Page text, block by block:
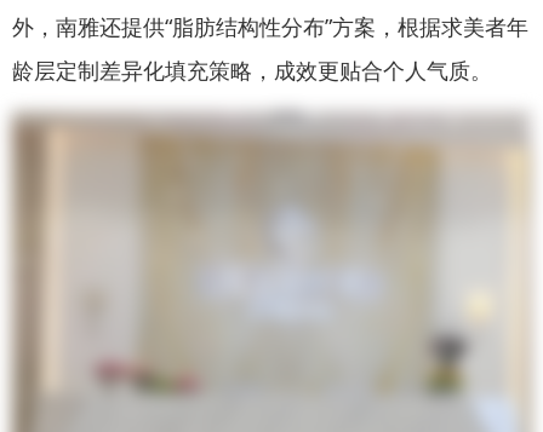
外，南雅还提供“脂肪结构性分布”方案，根据求美者年
龄层定制差异化填充策略，成效更贴合个人气质。